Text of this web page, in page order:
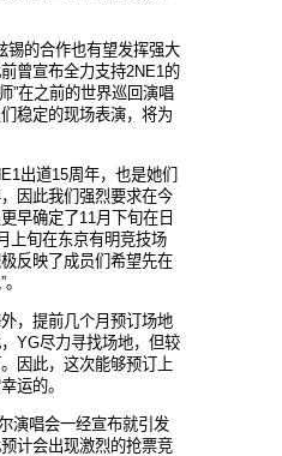
锡的合作也有望发挥强大
曾宣布全力支持2NE1的
”在之前的世界巡回演唱
稳定的现场表演，将为
出道15周年，也是她们
因此我们强烈要求在今
早确定了11月下旬在日
上旬在东京有明竞技场
反映了成员们希望先在
，提前几个月预订场地
YG尽力寻找场地，但较
因此，这次能够预订上
运的。
演唱会一经宣布就引发
计会出现激烈的抢票竞